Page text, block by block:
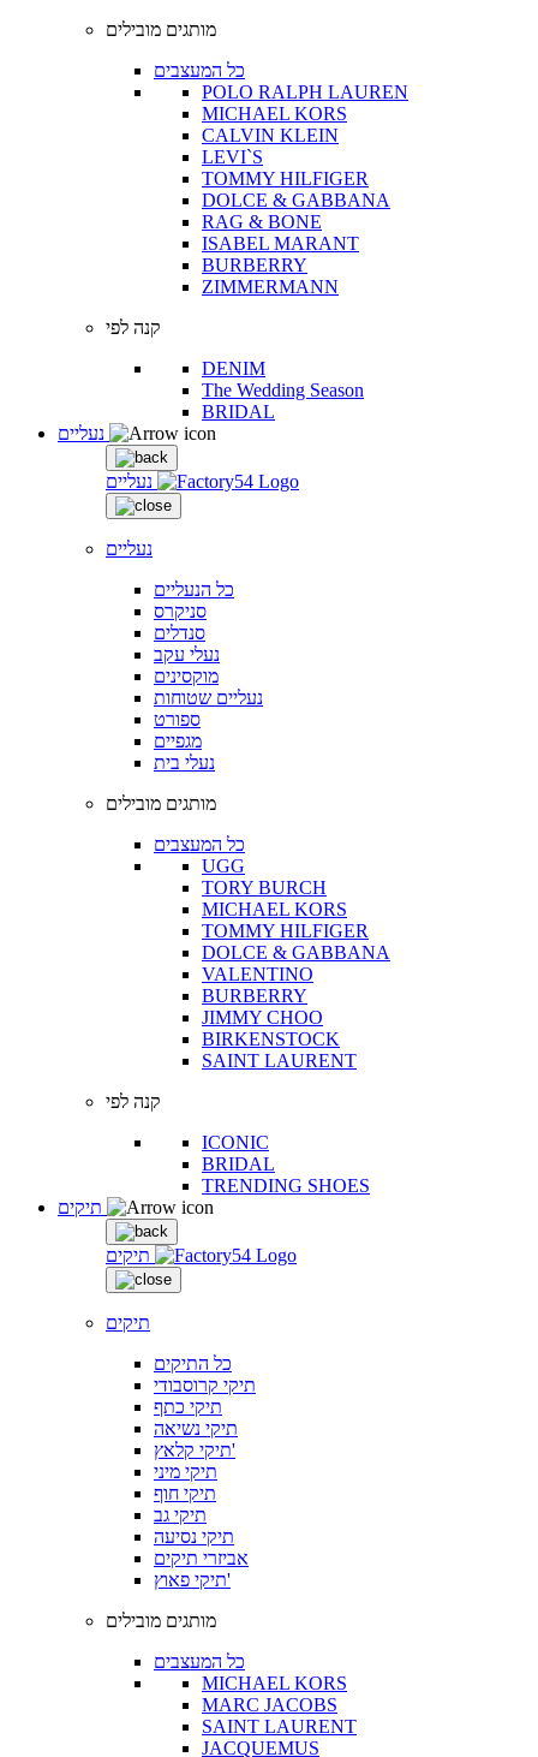
מותגים מובילים
כל המעצבים
POLO RALPH LAUREN
MICHAEL KORS
CALVIN KLEIN
LEVI`S
TOMMY HILFIGER
DOLCE & GABBANA
RAG & BONE
ISABEL MARANT
BURBERRY
ZIMMERMANN
קנה לפי
DENIM
The Wedding Season
BRIDAL
נעליים
נעליים
כל הנעליים
סניקרס
סנדלים
נעלי עקב
מוקסינים
נעליים שטוחות
ספורט
מגפיים
נעלי בית
מותגים מובילים
כל המעצבים
UGG
TORY BURCH
MICHAEL KORS
TOMMY HILFIGER
DOLCE & GABBANA
VALENTINO
BURBERRY
JIMMY CHOO
BIRKENSTOCK
SAINT LAURENT
קנה לפי
ICONIC
BRIDAL
TRENDING SHOES
תיקים
תיקים
כל התיקים
תיקי קרוסבודי
תיקי כתף
תיקי נשיאה
תיקי קלאץ'
תיקי מיני
תיקי חוף
תיקי גב
תיקי נסיעה
אביזרי תיקים
תיקי פאוץ'
מותגים מובילים
כל המעצבים
MICHAEL KORS
MARC JACOBS
SAINT LAURENT
JACQUEMUS